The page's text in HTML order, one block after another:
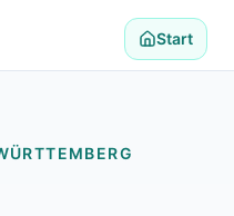
Start